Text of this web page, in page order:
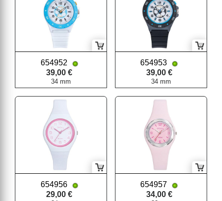
654952
39,00 €
34 mm
654953
39,00 €
34 mm
654956
29,00 €
654957
34,00 €